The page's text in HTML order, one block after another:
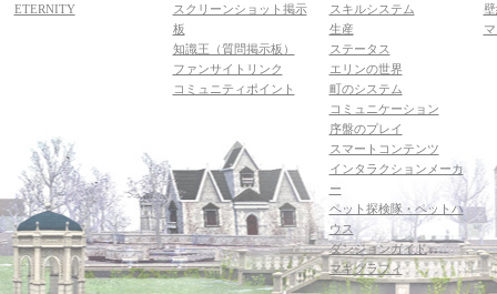
ETERNITY
スクリーンショット掲示
板
知識王（質問掲示板）
ファンサイトリンク
コミュニティポイント
スキルシステム
生産
ステータス
エリンの世界
町のシステム
コミュニケーション
序盤のプレイ
スマートコンテンツ
インタラクションメーカ
ー
ペット探検隊・ペットハ
ウス
ダンジョンガイド
マギグラフィ